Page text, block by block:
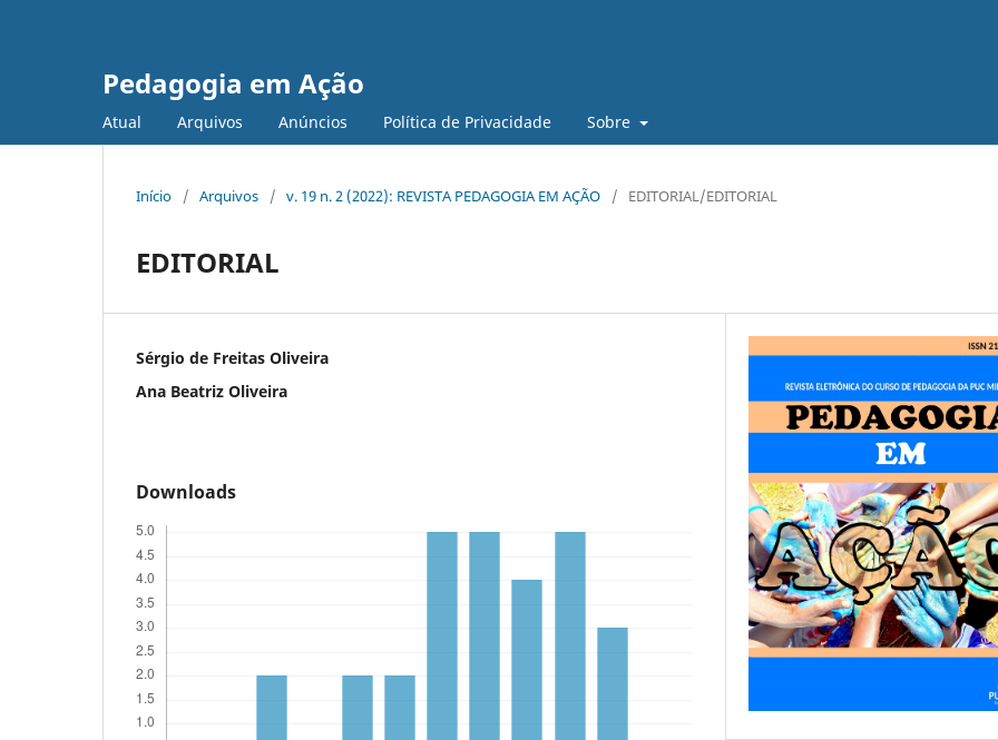
Pedagogia em Ação
Atual Arquivos Anúncios Política de Privacidade Sobre
Início / Arquivos / v. 19 n. 2 (2022): REVISTA PEDAGOGIA EM AÇÃO / EDITORIAL/EDITORIAL
EDITORIAL
Sérgio de Freitas Oliveira
Ana Beatriz Oliveira
Downloads